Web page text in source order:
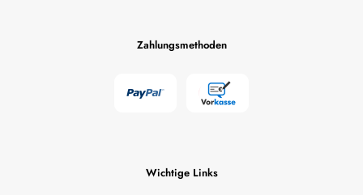
Zahlungsmethoden
Wichtige Links